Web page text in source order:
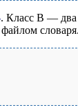
. Класс B — два
словаря.